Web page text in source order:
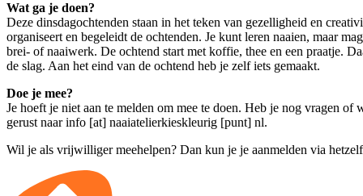
Wat ga je doen?
Deze dinsdagochtenden staan in het teken van gezelligheid en
organiseert en begeleidt de ochtenden. Je kunt leren naaien, maar
brei- of naaiwerk. De ochtend start met koffie, thee en een praatje.
de slag. Aan het eind van de ochtend heb je zelf iets gemaakt.
Doe je mee?
Je hoeft je niet aan te melden om mee te doen. Heb je nog vragen
gerust naarinfo [at] naaiatelierkieskleurig [punt] nl.
Wil je als vrijwilliger meehelpen? Dan kun je je aanmelden via